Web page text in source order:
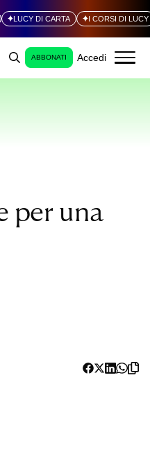
LUCY DI CARTA I CORSI DI LUCY
ABBONATI Accedi
per una